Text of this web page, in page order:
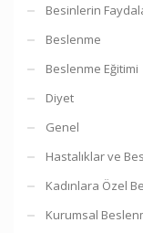
Besinlerin
Beslenme
Beslenme Eğitimi
Diyet
Genel
Hastalıklar ve
Kadınlara Özel
Kurumsal